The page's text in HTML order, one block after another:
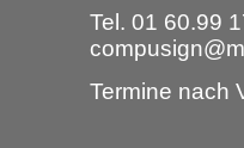
Tel. 01 60.99
Termine nach